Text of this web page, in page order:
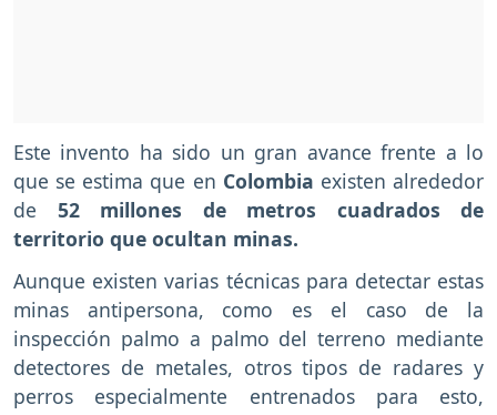
Este invento ha sido un gran avance frente a lo
que se estima que en Colombia existen alrededor
de 52 millones de metros cuadrados de
territorio que ocultan minas.
Aunque existen varias técnicas para detectar estas
minas antipersona, como es el caso de la
inspección palmo a palmo del terreno mediante
detectores de metales, otros tipos de radares y
perros especialmente entrenados para esto,